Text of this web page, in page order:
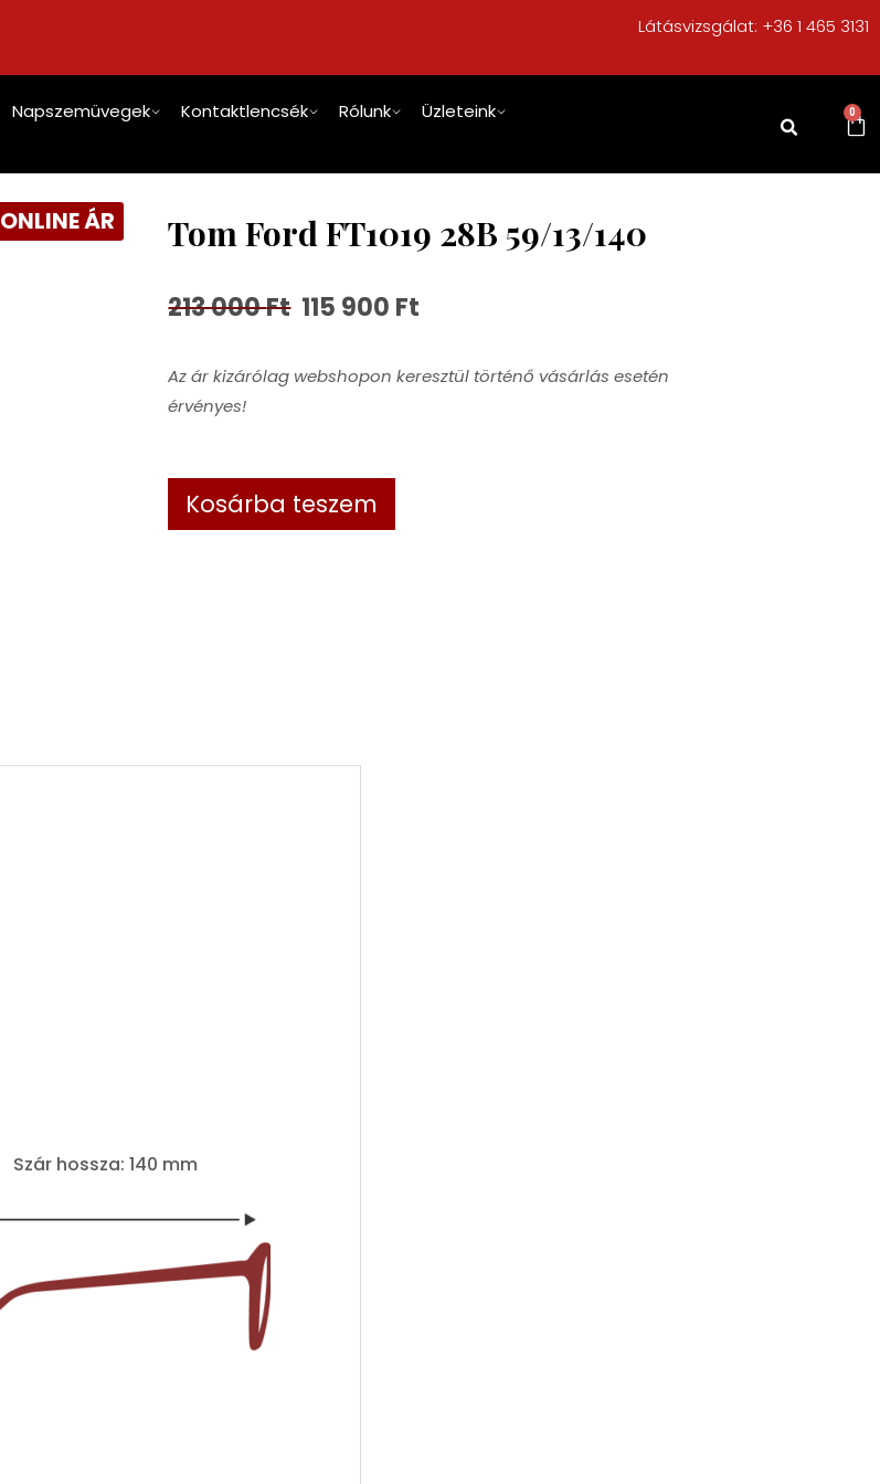
Látásvizsgálat: +36 1 465 3131
Napszemüvegek Kontaktlencsék Rólunk Üzleteink 0
ONLINE ÁR Tom Ford FT1019 28B 59/13/140
213 000Ft 115 900 Ft
Az ár kizárólag webshopon keresztül történő vásárlás esetén
érvényes!
Kosárba teszem
Szár hossza: 140 mm